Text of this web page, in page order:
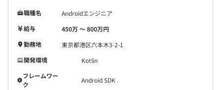
職種名
Androidエンジニア
給与
450万 〜 800万円
勤務地
東京都港区六本木3-2-1
開発環境
Kotlin
フレームワー
ク
Android SDK